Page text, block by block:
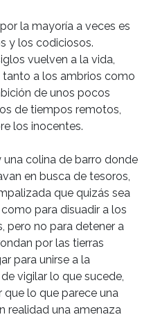
la mayoría a veces es
y los codiciosos.
vuelven a la vida,
a los ambrios como
de unos pocos
de tiempos remotos,
los inocentes.
una colina de barro donde
en busca de tesoros,
que quizás sea
para disuadir a los
pero no para detener a
por las tierras
para unirse a la
vigilar lo que sucede,
que lo que parece una
realidad una amenaza